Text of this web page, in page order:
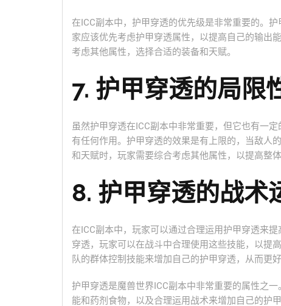
在ICC副本中，护甲穿透的优先级是非常重要的。
家应该优先考虑护甲穿透属性，以提高自己的输出
考虑其他属性，选择合适的装备和天赋。
7. 护甲穿透的局限
虽然护甲穿透在ICC副本中非常重要，但它也有一
有任何作用。护甲穿透的效果是有上限的，当敌人
和天赋时，玩家需要综合考虑其他属性，以提高整体
8. 护甲穿透的战术
在ICC副本中，玩家可以通过合理运用护甲穿透来
穿透，玩家可以在战斗中合理使用这些技能，以提
队的群体控制技能来增加自己的护甲穿透，从而更
护甲穿透是魔兽世界ICC副本中非常重要的属性之
能和药剂食物，以及合理运用战术来增加自己的护